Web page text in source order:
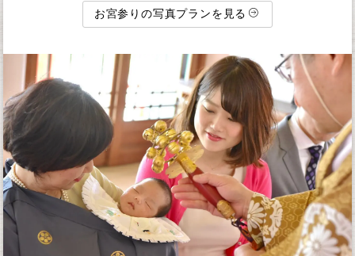
お宮参りの写真プランを見る